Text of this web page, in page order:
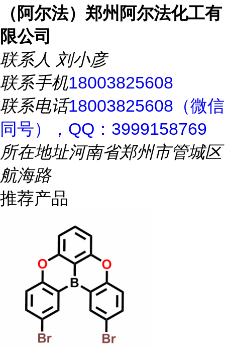
（阿尔法）郑州阿尔法化工有
限公司
联系人 刘小彦
联系手机18003825608
联系电话18003825608（微信
同号），QQ：3999158769
所在地址河南省郑州市管城区
航海路
推荐产品